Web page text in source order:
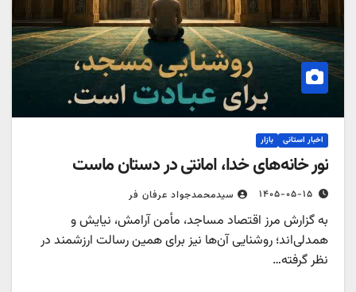
اخبار استانی بازار
نور خانه‌های خدا، امانتی در دستان ماست
۱۴۰۵-۰۵-۱۵ سیدمحمدجواد عرفان فر
به گزارش مرز اقتصاد مساجد، مأمن آرامش، نیایش و
همدلی‌اند؛ روشنایی آن‌ها نیز برای همین رسالت ارزشمند در
نظر گرفته…